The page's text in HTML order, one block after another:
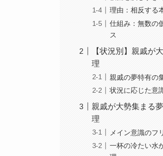
理由：相反する
仕組み：無数の
ス
【状況別】親戚が
理
親戚の夢特有の
状況に応じた意
親戚が大勢集まる
理
メイン意識のフ
一杯の冷たい水